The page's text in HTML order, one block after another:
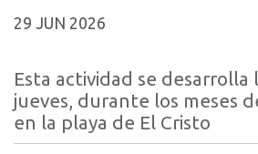
29 JUN 2026
Esta actividad se desarrolla
jueves, durante los meses
en la playa de El Cristo